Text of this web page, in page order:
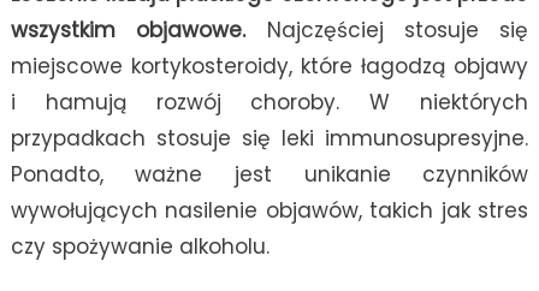
wszystkim objawowe. Najczęściej stosuje się
miejscowe kortykosteroidy, które łagodzą objawy
i hamują rozwój choroby. W niektórych
przypadkach stosuje się leki immunosupresyjne.
Ponadto, ważne jest unikanie czynników
wywołujących nasilenie objawów, takich jak stres
czy spożywanie alkoholu.